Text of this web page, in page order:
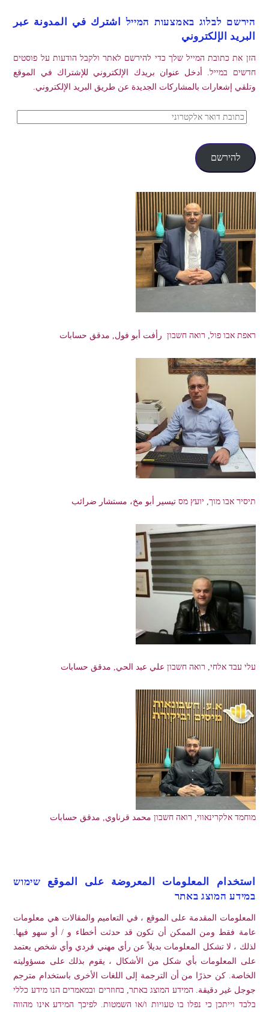
הירשם לבלוג באמצעות המייל اشترك في المدونة عبر
البريد الإلكتروني
הזן את כתובת המייל שלך כדי להירשם לאתר ולקבל הודעות על פוסטים
חדשים במייל. أدخل عنوان بريدك الإلكتروني للإشتراك في الموقع
وتلقي إشعارات بالمشاركات الجديدة عن طريق البريد الإلكتروني.
כתובת
אלקטרוני
להירשם
ראפת אבו פול, רואה חשבון رأفت أبو فول, مدقق حسابات
תיסיר אבו מוך, יועץ מס تيسير أبو مخ، مستشار ضرائب
עלי עבד אלחי, רואה חשבון علي عبد الحي, مدقق حسابات
מוחמד אלקרינאווי, רואה חשבון محمد قرناوي, مدقق حسابات
استخدام المعلومات المعروضة على الموقع שימוש
במידע המוצג באתר
المعلومات المقدمة على الموقع ، في التعاميم والمقالات هي معلومات
عامة فقط ومن الممكن أن تكون قد حدثت أخطاء و / أو سهو فيها.
لذلك ، لا تشكل المعلومات بديلاً عن رأي مهني فردي وأي شخص يعتمد
على المعلومات بأي شكل من الأشكال ، يقوم بذلك على مسؤوليته
الخاصة. كن حذرًا من أن الترجمة إلى اللغات الأخرى باستخدام مترجم
جوجل غير دقيقة. המידע המוצג באתר, בחוזרים ובמאמרים הנו מידע כללי
בלבד וייתכן כי נפלו בו טעויות ו/או השמטות. לפיכך המידע אינו מהווה